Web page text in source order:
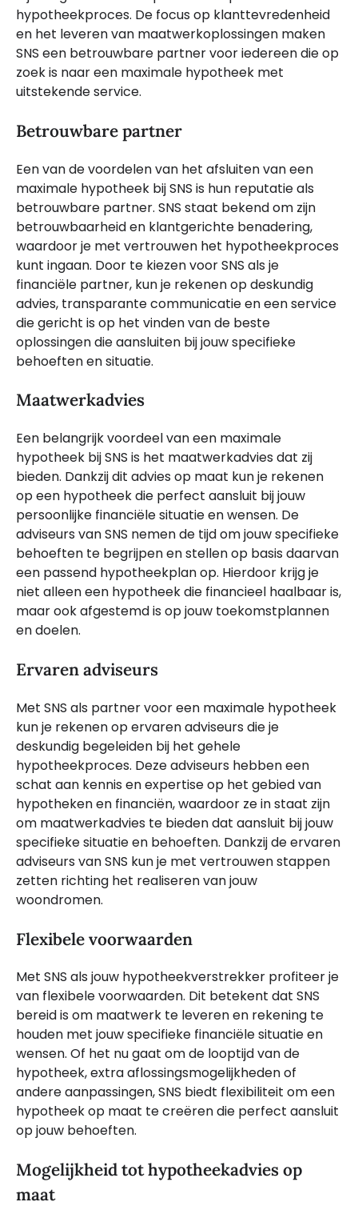
hypotheekproces. De focus op klanttevredenheid
en het leveren van maatwerkoplossingen maken
SNS een betrouwbare partner voor iedereen die op
zoek is naar een maximale hypotheek met
uitstekende service.
Betrouwbare partner
Een van de voordelen van het afsluiten van een
maximale hypotheek bij SNS is hun reputatie als
betrouwbare partner. SNS staat bekend om zijn
betrouwbaarheid en klantgerichte benadering,
waardoor je met vertrouwen het hypotheekproces
kunt ingaan. Door te kiezen voor SNS als je
financiële partner, kun je rekenen op deskundig
advies, transparante communicatie en een service
die gericht is op het vinden van de beste
oplossingen die aansluiten bij jouw specifieke
behoeften en situatie.
Maatwerkadvies
Een belangrijk voordeel van een maximale
hypotheek bij SNS is het maatwerkadvies dat zij
bieden. Dankzij dit advies op maat kun je rekenen
op een hypotheek die perfect aansluit bij jouw
persoonlijke financiële situatie en wensen. De
adviseurs van SNS nemen de tijd om jouw specifieke
behoeften te begrijpen en stellen op basis daarvan
een passend hypotheekplan op. Hierdoor krijg je
niet alleen een hypotheek die financieel haalbaar is,
maar ook afgestemd is op jouw toekomstplannen
en doelen.
Ervaren adviseurs
Met SNS als partner voor een maximale hypotheek
kun je rekenen op ervaren adviseurs die je
deskundig begeleiden bij het gehele
hypotheekproces. Deze adviseurs hebben een
schat aan kennis en expertise op het gebied van
hypotheken en financiën, waardoor ze in staat zijn
om maatwerkadvies te bieden dat aansluit bij jouw
specifieke situatie en behoeften. Dankzij de ervaren
adviseurs van SNS kun je met vertrouwen stappen
zetten richting het realiseren van jouw
woondromen.
Flexibele voorwaarden
Met SNS als jouw hypotheekverstrekker profiteer je
van flexibele voorwaarden. Dit betekent dat SNS
bereid is om maatwerk te leveren en rekening te
houden met jouw specifieke financiële situatie en
wensen. Of het nu gaat om de looptijd van de
hypotheek, extra aflossingsmogelijkheden of
andere aanpassingen, SNS biedt flexibiliteit om een
hypotheek op maat te creëren die perfect aansluit
op jouw behoeften.
Mogelijkheid tot hypotheekadvies op
maat